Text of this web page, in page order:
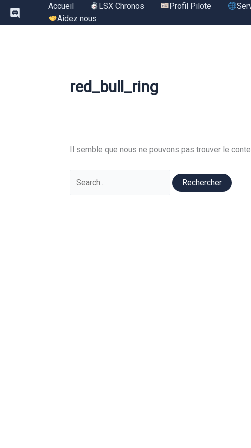
Aller
Accueil LSX Chronos Profil Pilote
Aidez nous
red_bull_ring
Il semble que nous ne pouvons pas trouver le